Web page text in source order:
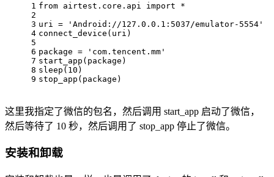
1
2
3
4
5
6
7
8
9
from airtest.core.api import *
uri
=
'Android://127.0.0.1:5037/emulator-5554'
connect_device ( uri )
package =
'com.tencent.mm'
start_app ( package )
sleep ( 10 )
stop_app ( package )
这里我指定了微信的包名，然后调用 start_app 启动了微信，
然后等待了 10 秒，然后调用了 stop_app 停止了微信。
安装和卸载